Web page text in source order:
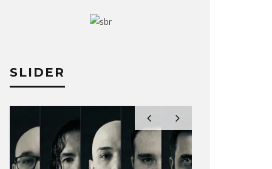
Y AMINÉ ANUNCIAN
SLIDER